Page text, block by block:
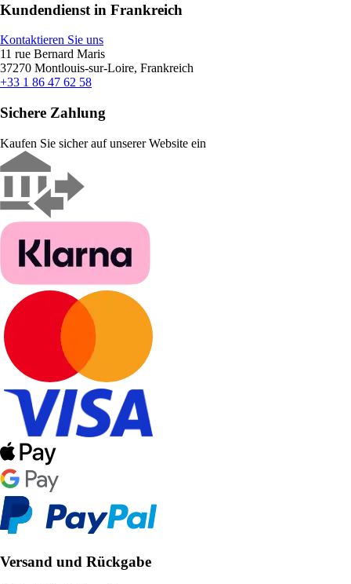
Kundendienst in Frankreich
Kontaktieren Sie uns
11 rue Bernard Maris
37270 Montlouis-sur-Loire, Frankreich
+33 1 86 47 62 58
Sichere Zahlung
Kaufen Sie sicher auf unserer Website ein
Versand und Rückgabe